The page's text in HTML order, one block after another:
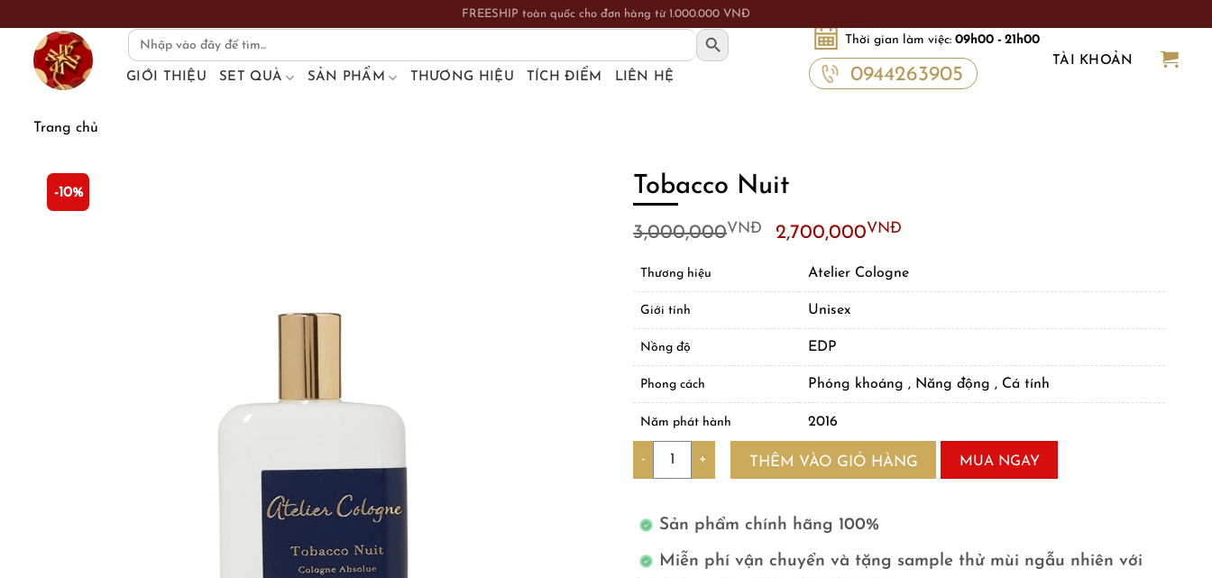
content
FREESHIP toàn quốc cho đơn hàng từ 1.000.000 VNĐ
Search
SEARCH BUTTON
GIỚI THIỆU SET QUÀ SẢN PHẨM THƯƠNG HIỆU TÍCH ĐIỂM LIÊN HỆ
Thời gian làm việc: 09h00 - 21h00
0944263905
TÀI KHOẢN
Trang chủ
-10% Tobacco Nuit
3,000,000VNĐ
Original
was:
3,000,000VNĐ.
2,700,000VNĐCurrent
is:
2,700,000VNĐ.
Thương hiệu Atelier Cologne
Giới tính Unisex
Nồng độ EDP
Phong cách Phóng khoáng , Năng động , Cá tính
Năm phát hành 2016
Số lượng
THÊM VÀO GIỎ HÀNG MUA NGAY
Sản phẩm chính hãng 100%
Miễn phí vận chuyển và tặng sample thử mùi ngẫu nhiên với